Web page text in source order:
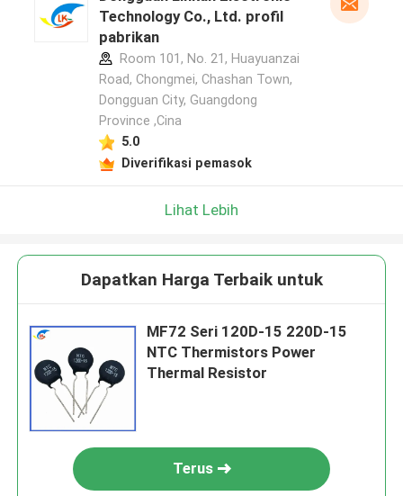
Technology Co., Ltd. profil
pabrikan
Room 101, No. 21, Huayuanzai
Road, Chongmei, Chashan Town,
Dongguan City, Guangdong
Province ,Cina
5.0
Diverifikasi pemasok
Lihat Lebih
Dapatkan Harga Terbaik untuk
MF72 Seri 120D-15 220D-15
NTC Thermistors Power
Thermal Resistor
Terus